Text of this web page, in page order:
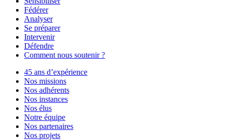
Fédérer
Analyser
Se préparer
Intervenir
Défendre
Comment nous soutenir ?
45 ans d’expérience
Nos missions
Nos adhérents
Nos instances
Nos élus
Notre équipe
Nos partenaires
Nos projets